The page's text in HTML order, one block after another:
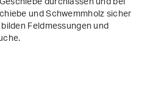
und Schwemmholz sicher
Feldmessungen und